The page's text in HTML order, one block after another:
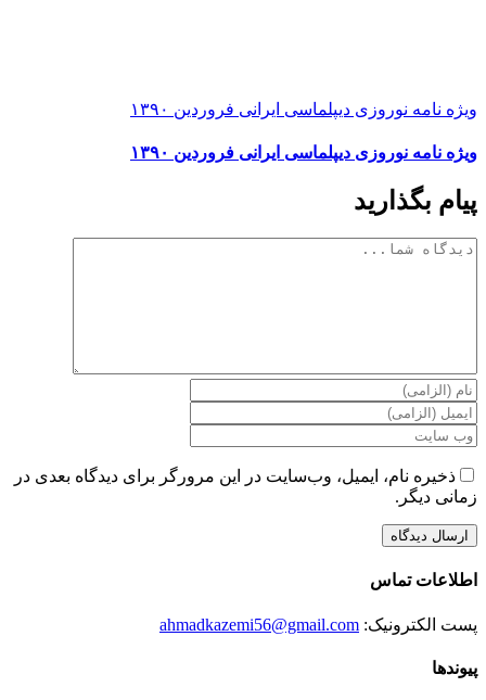
ویژه نامه نوروزی دیپلماسی ایرانی فروردین ۱۳۹۰
ویژه نامه نوروزی دیپلماسی ایرانی فروردین ۱۳۹۰
پیام بگذارید
دیدگاه
ذخیره نام، ایمیل، وب‌سایت در این مرورگر برای دیدگاه بعدی در
زمانی دیگر.
اطلاعات تماس
پست الکترونیک: ahmadkazemi56@gmail.com
پیوندها